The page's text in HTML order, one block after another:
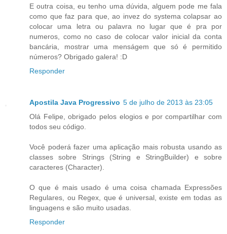
E outra coisa, eu tenho uma dúvida, alguem pode me fala
como que faz para que, ao invez do systema colapsar ao
colocar uma letra ou palavra no lugar que é pra por
numeros, como no caso de colocar valor inicial da conta
bancária, mostrar uma menságem que só é permitido
números? Obrigado galera! :D
Responder
Apostila Java Progressivo 5 de julho de 2013 às 23:05
Olá Felipe, obrigado pelos elogios e por compartilhar com
todos seu código.
Você poderá fazer uma aplicação mais robusta usando as
classes sobre Strings (String e StringBuilder) e sobre
caracteres (Character).
O que é mais usado é uma coisa chamada Expressões
Regulares, ou Regex, que é universal, existe em todas as
linguagens e são muito usadas.
Responder